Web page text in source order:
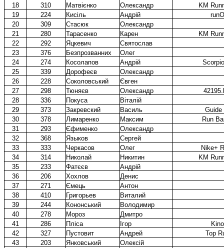
18
310 Матвієнко Олександр
KM
19
224 Кисіль Андрій
20
309 Стасюк
Олександр
21
280 Тарасенко Карен
KM
22
292 Яцкевич
Святослав
23
376 Безпрозванних
Олег
24
274 Косолапов Андрій
25
339 Дорофеєв
Олександр
26
228 Соколовський
Євген
27
298 Тюняєв Олександр
28
336 Покуса
Віталій
29
373 Закревский Василь
Guide
30
378 Лимаренко Максим
Run
31
293 Єфименко
Олександр
32
368 Языков
Сергей
33
333 Черкасов Олег
Nike+
34
314 Николай Никитин
KM
35
233 Фатєєв
Андрій
36
206 Хохлов
Денис
37
271 Ємець
Антон
38
410 Григорьев
Виталий
39
244 Кононський
Володимир
40
278 Мороз
Дмитро
41
286 Пліса Ігор
42
327 Пустовит Андрей
Top
43
203 Янковський
Олексій